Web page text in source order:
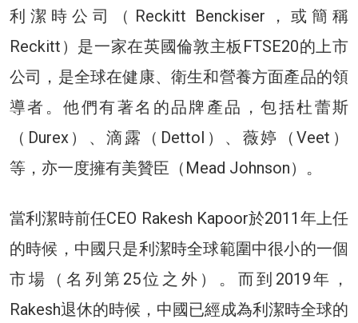
利潔時公司（Reckitt Benckiser，或簡稱
Reckitt）是一家在英國倫敦主板FTSE20的上市
公司，是全球在健康、衛生和營養方面產品的領
導者。他們有著名的品牌產品，包括杜蕾斯
（Durex）、滴露（Dettol）、薇婷（Veet）
等，亦一度擁有美贊臣（Mead Johnson）。
當利潔時前任CEO Rakesh Kapoor於2011年上任
的時候，中國只是利潔時全球範圍中很小的一個
市場（名列第25位之外）。而到2019年，
Rakesh退休的時候，中國已經成為利潔時全球的